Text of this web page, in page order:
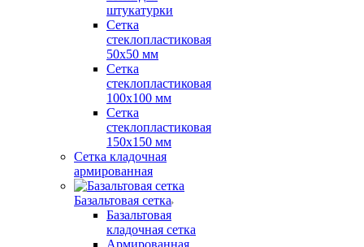
штукатурки
Сетка
стеклопластиковая
50x50 мм
Сетка
стеклопластиковая
100x100 мм
Сетка
стеклопластиковая
150x150 мм
Сетка кладочная
армированная
Базальтовая сетка
Базальтовая
кладочная сетка
Армированная